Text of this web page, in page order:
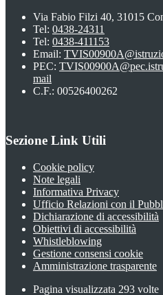
Via Fabio Filzi 40, 31015
Tel: 0438-24311
Tel: 0438-411153
Email:
PEC:
mail
C.F.: 00526400262
Sezione Link Utili
Cookie policy
Note legali
Informativa Privacy
Ufficio Relazioni con il
Dichiarazione di accessibilità
Obiettivi di accessibilità
Whistleblowing
Gestione consensi cookie
Amministrazione trasparente
Pagina visualizzata 293 volte